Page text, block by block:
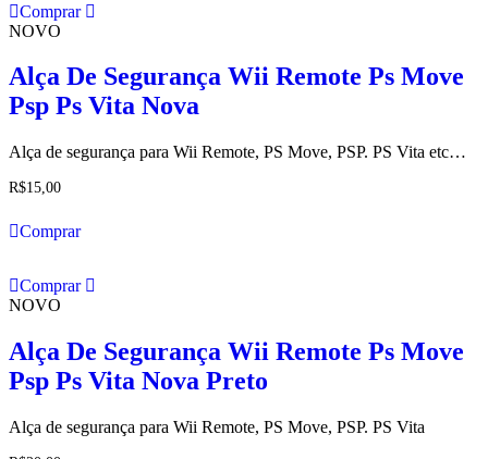
Comprar
NOVO
Alça De Segurança Wii Remote Ps Move
Psp Ps Vita Nova
Alça de segurança para Wii Remote, PS Move, PSP. PS Vita etc…
R$15,00
Comprar
Comprar
NOVO
Alça De Segurança Wii Remote Ps Move
Psp Ps Vita Nova Preto
Alça de segurança para Wii Remote, PS Move, PSP. PS Vita